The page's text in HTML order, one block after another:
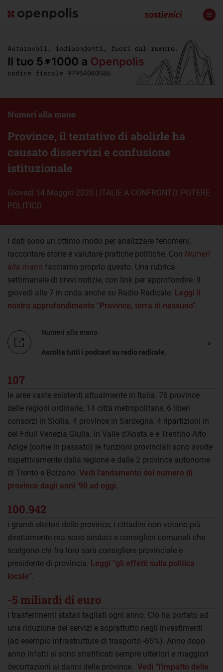
Province, il tentativo di abolirle ha
causato disservizi e confusione
istituzionale
Numeri alla mano
giovedì 14 Maggio 2020 | ITALIE A CONFRONTO, POTERE
POLITICO
I dati sono un ottimo modo per analizzare fenomeni,
raccontare storie e valutare pratiche politiche. Con Numeri
alla mano facciamo proprio questo. Una rubrica
settimanale di brevi notizie, con link per approfondire. Il
giovedì alle 7 in onda anche su Radio Radicale. Leggi il
nostro approfondimento “Province, terra di nessuno”.
Numeri alla mano
Ascolta tutti i podcast su radio radicale
107
le aree vaste esistenti attualmente in Italia. 76 province
delle regioni ordinarie, 14 città metropolitane, 6 liberi
consorzi in Sicilia, 4 province in Sardegna, 4 ripartizioni in
del Friuli Venezia Giulia. In Valle d’Aosta e e Trentino Alto
Adige (come in passato) le funzioni provinciali sono svolte
rispettivamente dalla regione e dalle 2 province autonome
di Trento e Bolzano. Vedi l’andamento del numero di
province dagli anni ’90 ad oggi.
100.942
i grandi elettori delle province, i cittadini non votano più
direttamente ma sono sindaci e consiglieri comunali che
scelgono chi fra loro sarà consigliere provinciale e
presidente di provincia. Leggi “gli effetti sulla politica
locale”.
-5 miliardi di euro
i trasferimenti statali tagliati ogni anno. Ciò ha portato ad
una riduzione dei servizi e soprattutto negli investimenti
(ad esempio infrastrutture di trasporto -65%). Anno dopo
anno infatti si sono stratificati sempre ulteriori e maggiori
decurtazioni ai danni delle province. Vedi “l’impatto delle